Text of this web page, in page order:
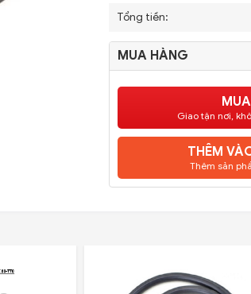
Tổng tiền:
MUA HÀNG
Giao tận nơi,
THÊM
Thêm sản